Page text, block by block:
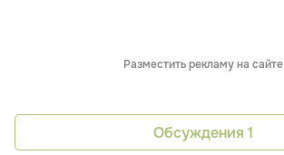
Разместить рекламу на сайте
Обсуждения 1